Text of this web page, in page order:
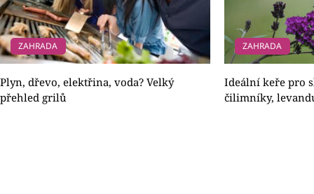
ZAHRADA
Plyn, dřevo, elektřina, voda? Velký
přehled grilů
ZAHRADA
Ideální keře pro
čilimníky,